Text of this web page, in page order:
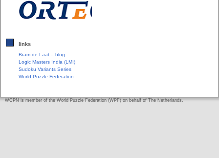
links
Bram de Laat – blog
Logic Masters India (LMI)
Sudoku Variants Series
World Puzzle Federation
WCPN is member of the World Puzzle Federation (WPF) on behalf of The Netherlands.